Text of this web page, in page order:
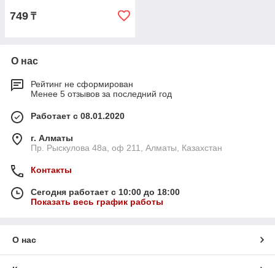
749 ₸
О нас
Рейтинг не сформирован
Менее 5 отзывов за последний год
Работает с 08.01.2020
г. Алматы
Пр. Рыскулова 48а, оф 211, Алматы, Казахстан
Контакты
Сегодня работает с 10:00 до 18:00
Показать весь график работы
О нас